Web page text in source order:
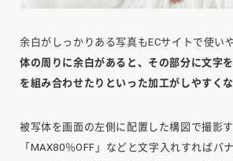
余白がしっかりある写真もECサイトで使い
体の周りに余白があると、その部分に文字
を組み合わせたりといった加工がしやすくな
被写体を画面の左側に配置した構図で撮影
「MAX80％OFF」などと文字入れすればバ